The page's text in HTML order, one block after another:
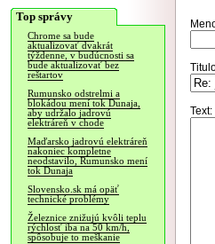
Top správy
Chrome sa bude
aktualizovať dvakrát
týždenne, v budúcnosti sa
bude aktualizovať bez
reštartov
Rumunsko odstrelmi a
blokádou mení tok Dunaja,
aby udržalo jadrovú
elektráreň v chode
Maďarsko jadrovú elektráreň
nakoniec kompletne
neodstavilo, Rumunsko mení
tok Dunaja
Slovensko.sk má opäť
technické problémy
Železnice znižujú kvôli teplu
rýchlosť iba na 50 km/h,
spôsobuje to meškanie
Text: